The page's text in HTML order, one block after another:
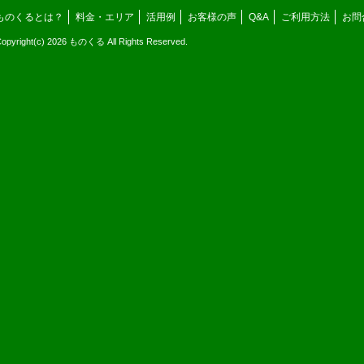
のくるとは？ 料金・エリア 活用例 お客様の声 Q&A ご利用方法 お問
2026 ものくる All Rights Reserved.